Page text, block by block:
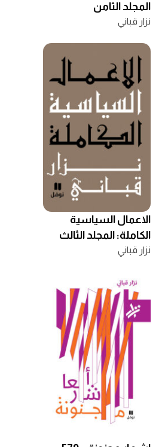
المجلد الثامن
نزار قباني
الاعمال السياسية
الكاملة: المجلد الثالث
نزار قباني